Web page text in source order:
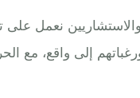
نعمل على تلبية
إلى واقع، مع الحرص